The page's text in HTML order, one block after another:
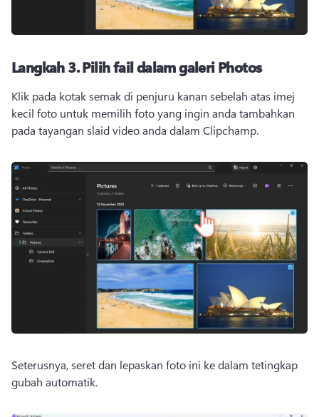
Langkah 3.Pilih fail dalam galeri Photos
Klik pada kotak semak di penjuru kanan sebelah atas imej
kecil foto untuk memilih foto yang ingin anda tambahkan
pada tayangan slaid video anda dalam Clipchamp.
Seterusnya, seret dan lepaskan foto ini ke dalam tetingkap
gubah automatik.